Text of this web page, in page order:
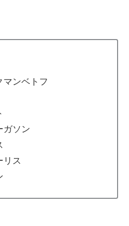
マンベトフ
ガソン
リス